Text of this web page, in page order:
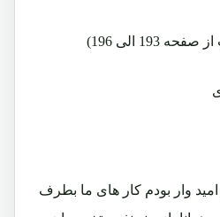
الی 196)
امید وار بودم کار های ما بطرف